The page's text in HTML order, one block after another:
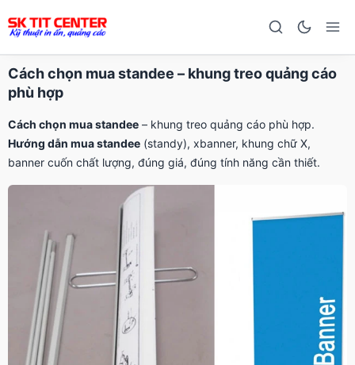
Cách chọn mua standee – khung treo quảng cáo
phù hợp
Cách chọn mua standee – khung treo quảng cáo phù hợp.
Hướng dẫn mua standee (standy), xbanner, khung chữ X,
banner cuốn chất lượng, đúng giá, đúng tính năng cần thiết.